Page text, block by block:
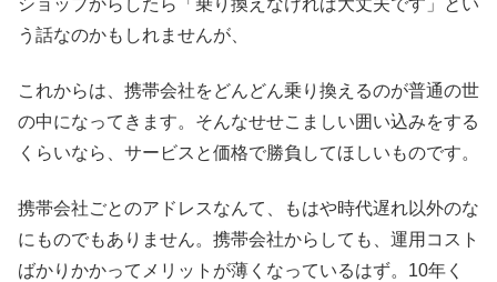
う話なのかもしれませんが、
これからは、携帯会社をどんどん乗り換えるのが普通の世
の中になってきます。そんなせせこましい囲い込みをする
くらいなら、サービスと価格で勝負してほしいものです。
携帯会社ごとのアドレスなんて、もはや時代遅れ以外のな
にものでもありません。携帯会社からしても、運用コスト
ばかりかかってメリットが薄くなっているはず。10年く